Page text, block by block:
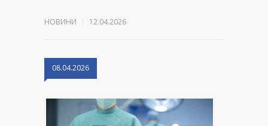
НОВИНИ 12.04.2026
08.04.2026